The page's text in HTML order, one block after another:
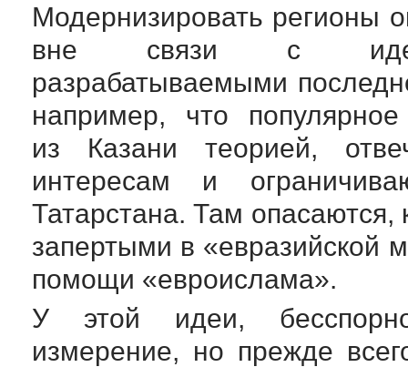
Модернизировать регионы
вне связи с
разрабатываемыми
например, что
из Казани теорией,
интересам и
Татарстана. Там опасаются,
запертыми в «евразийской
помощи «евроислама».
У этой идеи,
измерение, но прежде